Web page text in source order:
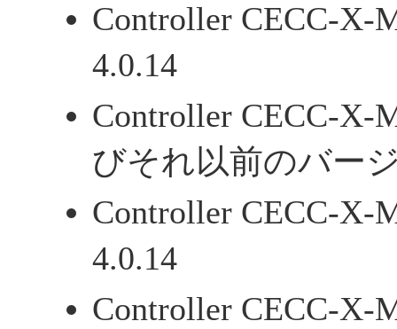
Controller CECC-X-
4.0.14
Controller CECC-X-
びそれ以前のバー
Controller CECC-
4.0.14
Controller CECC-X-